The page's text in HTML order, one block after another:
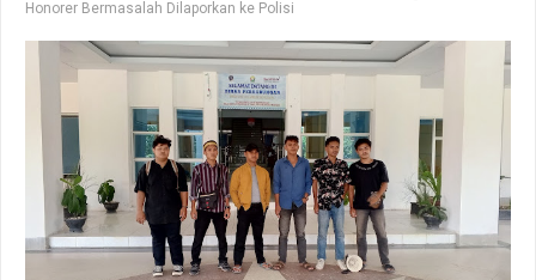
Honorer Bermasalah Dilaporkan ke Polisi